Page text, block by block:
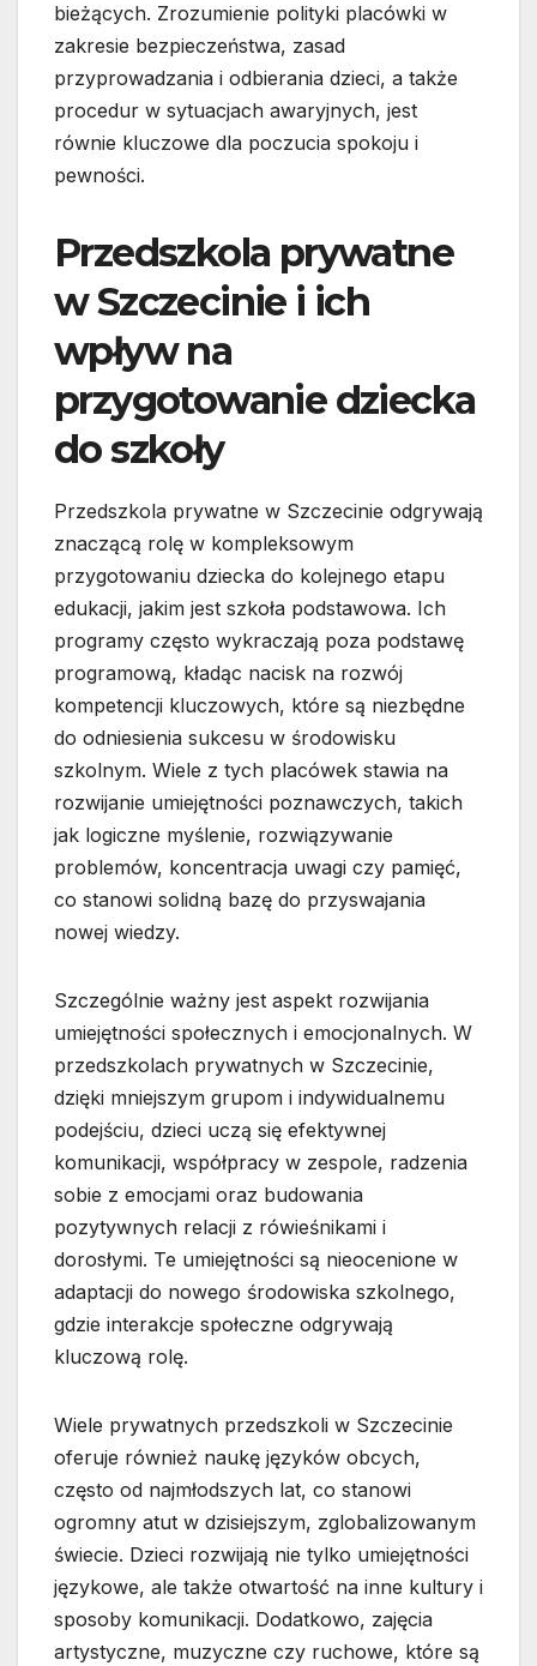
bieżących. Zrozumienie polityki placówki w
zakresie bezpieczeństwa, zasad
przyprowadzania i odbierania dzieci, a także
procedur w sytuacjach awaryjnych, jest
równie kluczowe dla poczucia spokoju i
pewności.
Przedszkola prywatne
w Szczecinie i ich
wpływ na
przygotowanie dziecka
do szkoły
Przedszkola prywatne w Szczecinie odgrywają
znaczącą rolę w kompleksowym
przygotowaniu dziecka do kolejnego etapu
edukacji, jakim jest szkoła podstawowa. Ich
programy często wykraczają poza podstawę
programową, kładąc nacisk na rozwój
kompetencji kluczowych, które są niezbędne
do odniesienia sukcesu w środowisku
szkolnym. Wiele z tych placówek stawia na
rozwijanie umiejętności poznawczych, takich
jak logiczne myślenie, rozwiązywanie
problemów, koncentracja uwagi czy pamięć,
co stanowi solidną bazę do przyswajania
nowej wiedzy.
Szczególnie ważny jest aspekt rozwijania
umiejętności społecznych i emocjonalnych. W
przedszkolach prywatnych w Szczecinie,
dzięki mniejszym grupom i indywidualnemu
podejściu, dzieci uczą się efektywnej
komunikacji, współpracy w zespole, radzenia
sobie z emocjami oraz budowania
pozytywnych relacji z rówieśnikami i
dorosłymi. Te umiejętności są nieocenione w
adaptacji do nowego środowiska szkolnego,
gdzie interakcje społeczne odgrywają
kluczową rolę.
Wiele prywatnych przedszkoli w Szczecinie
oferuje również naukę języków obcych,
często od najmłodszych lat, co stanowi
ogromny atut w dzisiejszym, zglobalizowanym
świecie. Dzieci rozwijają nie tylko umiejętności
językowe, ale także otwartość na inne kultury i
sposoby komunikacji. Dodatkowo, zajęcia
artystyczne, muzyczne czy ruchowe, które są